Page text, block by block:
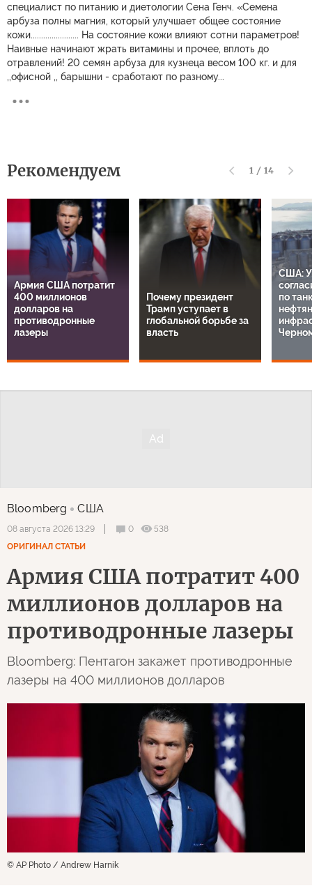
специалист по питанию и диетологии Сена Генч. «Семена
арбуза полны магния, который улучшает общее состояние
кожи....................... На состояние кожи влияют сотни параметров!
Наивные начинают жрать витамины и прочее, вплоть до
отравлений! 20 семян арбуза для кузнеца весом 100 кг. и для
,,офисной ,, барышни - сработают по разному...
Рекомендуем 1 / 14
Армия США потратит
400 миллионов
долларов на
противодронные
лазеры
Почему президент
Трамп уступает в
глобальной борьбе за
власть
США:
по
Bloomberg США
08 августа 2026 13:29 0
538
ОРИГИНАЛ СТАТЬИ
Армия США потратит 400
миллионов долларов на
противодронные лазеры
Bloomberg: Пентагон закажет противодронные
лазеры на 400 миллионов долларов
© AP Photo / Andrew Harnik